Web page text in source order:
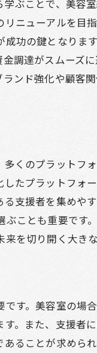
ぶことで、美容
ニューアルを目
功の鍵となりま
調達がスムーズ
ンド強化や顧客
くのプラットフォ
たプラットフォ
支援者を集めや
ことも重要です
を切り開く大きな
す。美容室の場
。また、支援者
ることが求めら